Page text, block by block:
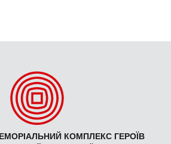
КОМПЛЕКС ГЕРОЇВ